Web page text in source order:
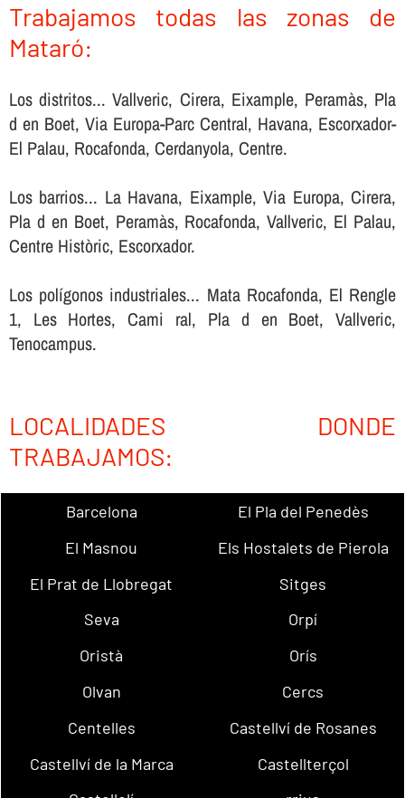
Trabajamos todas las zonas de
Mataró:
Los distritos... Vallveric, Cirera, Eixample, Peramàs, Pla
d en Boet, Via Europa-Parc Central, Havana, Escorxador-
El Palau, Rocafonda, Cerdanyola, Centre.
Los barrios... La Havana, Eixample, Via Europa, Cirera,
Pla d en Boet, Peramàs, Rocafonda, Vallveric, El Palau,
Centre Històric, Escorxador.
Los polígonos industriales... Mata Rocafonda, El Rengle
1, Les Hortes, Cami ral, Pla d en Boet, Vallveric,
Tenocampus.
LOCALIDADES DONDE
TRABAJAMOS:
Barcelona
El Pla del Penedès
El Masnou
Els Hostalets de Pierola
El Prat de Llobregat
Sitges
Seva
Orpí
Oristà
Orís
Olvan
Cercs
Centelles
Castellví de Rosanes
Castellví de la Marca
Castellterçol